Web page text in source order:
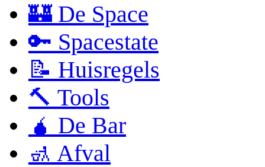
🏰 De Space
🔑 Spacestate
📝 Huisregels
🔨 Tools
🧉 De Bar
🚮 Afval